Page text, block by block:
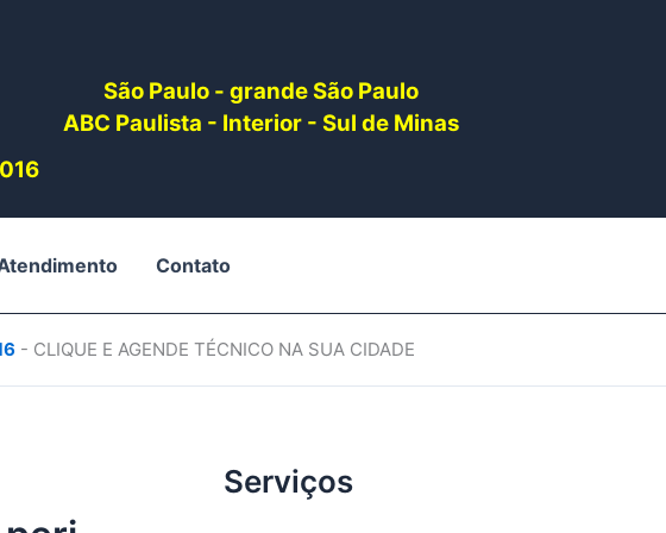
São Paulo - grande São Paulo
ABC Paulista - Interior - Sul de Minas
Contato
- CLIQUE E AGENDE TÉCNICO NA SUA CIDADE
Serviços